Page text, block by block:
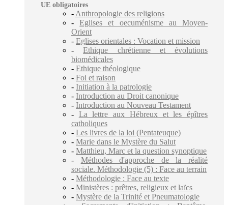
UE obligatoires
- Anthropologie des religions
-Eglises et oecuménisme au Moyen-
Orient
- Eglises orientales : Vocation et mission
-Ethique chrétienne et évolutions
biomédicales
- Ethique théologique
- Foi et raison
- Initiation à la patrologie
- Introduction au Droit canonique
- Introduction au Nouveau Testament
- La lettre aux Hébreux et les épîtres
catholiques
- Les livres de la loi (Pentateuque)
- Marie dans le Mystère du Salut
- Matthieu, Marc et la question synoptique
- Méthodes d'approche de la réalité
sociale. Méthodologie (5) : Face au terrain
- Méthodologie : Face au texte
- Ministères : prêtres, religieux et laïcs
- Mystère de la Trinité et Pneumatologie